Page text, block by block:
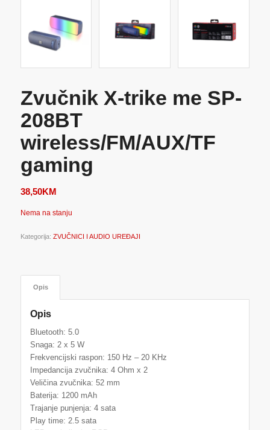
Zvučnik X-trike me SP-
208BT
wireless/FM/AUX/TF
gaming
38,50KM
Nema na stanju
Kategorija: ZVUČNICI I AUDIO UREĐAJI
Opis
Opis
Bluetooth: 5.0
Snaga: 2 x 5 W
Frekvencijski raspon: 150 Hz – 20 KHz
Impedancija zvučnika: 4 Ohm x 2
Veličina zvučnika: 52 mm
Baterija: 1200 mAh
Trajanje punjenja: 4 sata
Play time: 2.5 sata